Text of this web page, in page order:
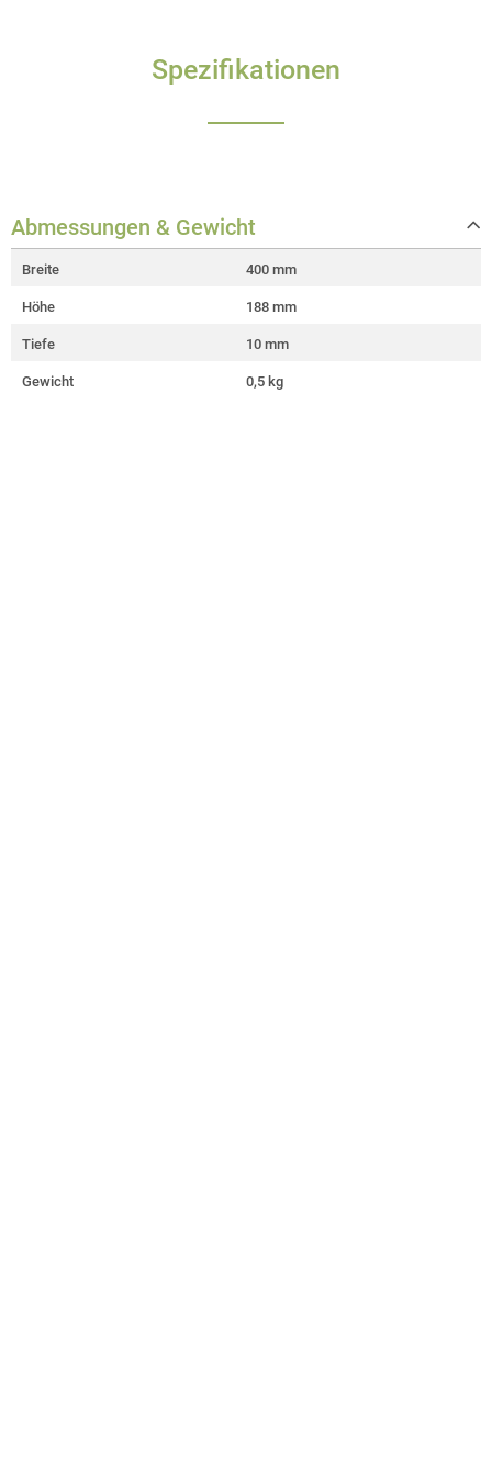
Spezifikationen
Abmessungen & Gewicht
Breite 400 mm
Höhe 188 mm
Tiefe 10 mm
Gewicht 0,5 kg